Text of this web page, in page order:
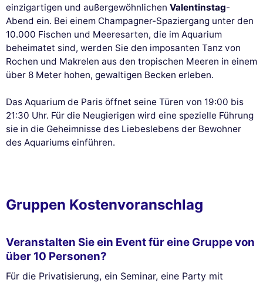
einzigartigen und außergewöhnlichen Valentinstag-
Abend ein. Bei einem Champagner-Spaziergang unter den
10.000 Fischen und Meeresarten, die im Aquarium
beheimatet sind, werden Sie den imposanten Tanz von
Rochen und Makrelen aus den tropischen Meeren in einem
über 8 Meter hohen, gewaltigen Becken erleben.
Das Aquarium de Paris öffnet seine Türen von 19:00 bis
21:30 Uhr. Für die Neugierigen wird eine spezielle Führung
sie in die Geheimnisse des Liebeslebens der Bewohner
des Aquariums einführen.
Gruppen Kostenvoranschlag
Veranstalten Sie ein Event für eine Gruppe von
über 10 Personen?
Für die Privatisierung, ein Seminar, eine Party mit